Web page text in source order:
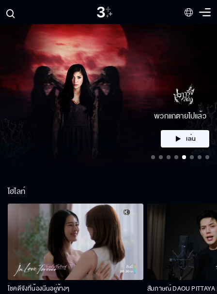
คลิก
ไฮไลท์
โชคดีจังที่น้องนีนอยู่ข้างๆ สัมภาษณ์ DAOU PITTAYA